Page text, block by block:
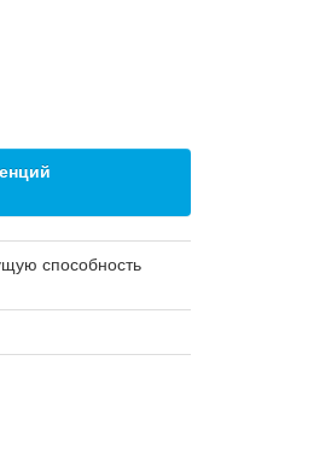
способность